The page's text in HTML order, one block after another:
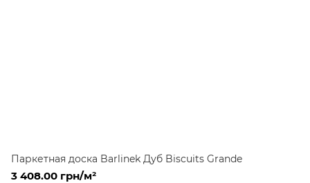
Паркетная доска Barlinek Дуб Biscuits Grande
3 408.00 грн/м²